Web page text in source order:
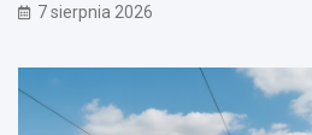
7 sierpnia 2026